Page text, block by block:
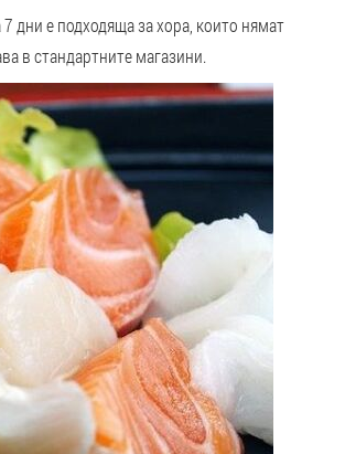
дни е подходяща за хора, които нямат
в стандартните магазини.